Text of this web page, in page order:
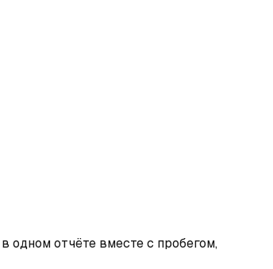
одном отчёте вместе с пробегом,